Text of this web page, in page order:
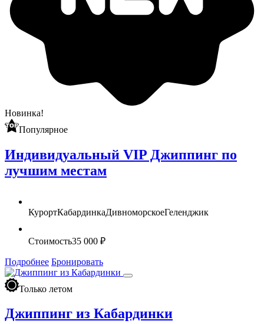
Новинка!
Популярное
Индивидуальный VIP Джиппинг по
лучшим местам
КурортКабардинкаДивноморскоеГеленджик
Стоимость35 000 ₽
Подробнее Бронировать
Только летом
Джиппинг из Кабардинки